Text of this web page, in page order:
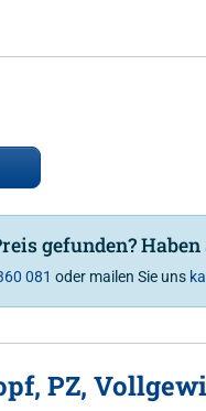
gefunden? Haben
081 oder mailen Sie uns
PZ,